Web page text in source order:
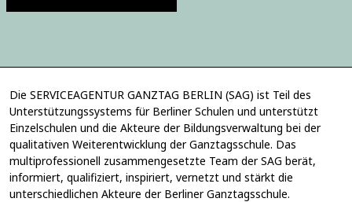
g
Die SERVICEAGENTUR GANZTAG BERLIN (SAG) ist Teil des
Unterstützungssystems für Berliner Schulen und unterstützt
Einzelschulen und die Akteure der Bildungsverwaltung bei der
qualitativen Weiterentwicklung der Ganztagsschule. Das
multiprofessionell zusammengesetzte Team der SAG berät,
informiert, qualifiziert, inspiriert, vernetzt und stärkt die
unterschiedlichen Akteure der Berliner Ganztagsschule.